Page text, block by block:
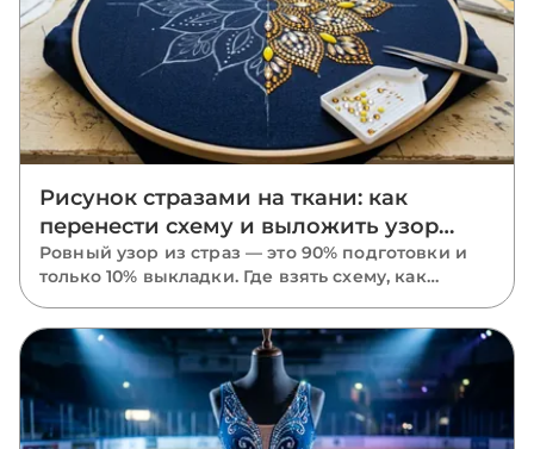
Рисунок стразами на ткани: как
перенести схему и выложить узор
ровно
Ровный узор из страз — это 90% подготовки и
только 10% выкладки. Где взять схему, как
трафаретом или калькой, в каком порядке
класть камни и почему размечать нужно
растянутую ткань.